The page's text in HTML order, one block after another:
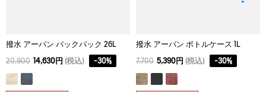
撥水 アーバン バックパック 26L
20,900 14,630円 (税込) -30%
撥水 アーバン ボトルケース 1L
7,700 5,390円 (税込) -30%